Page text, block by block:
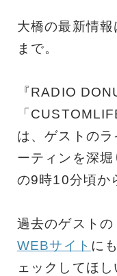
大橋の最新情報
まで。
『RADIO
「
は、ゲストの
ーティンを深
の9時10分頃か
過去のゲストの
WEBサイト に
ェックしてほし